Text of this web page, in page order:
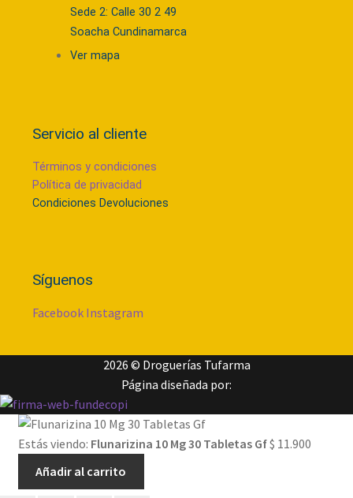
Sede 2: Calle 30 2 49
Soacha Cundinamarca
Ver mapa
Servicio al cliente
Términos y condiciones
Política de privacidad
Condiciones Devoluciones
Síguenos
Facebook Instagram
2026 © Droguerías Tufarma
Página diseñada por:
Estás viendo: Flunarizina 10 Mg 30 Tabletas Gf$ 11.900
Añadir al carrito